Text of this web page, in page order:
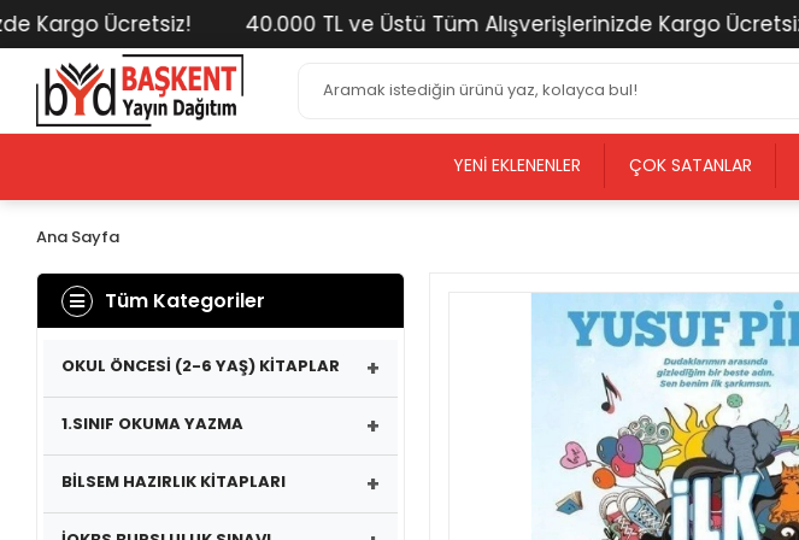
Ücretsiz! 40.000 TL ve Üstü Tüm Alışverişlerinizde Kargo Ücretsiz!
YENI EKLENENLER ÇOK SATANLAR
Ana Sayfa
Tüm Kategoriler
OKUL ÖNCESİ (2-6 YAŞ) KİTAPLAR +
1.SINIF OKUMA YAZMA +
BİLSEM HAZIRLIK KİTAPLARI +